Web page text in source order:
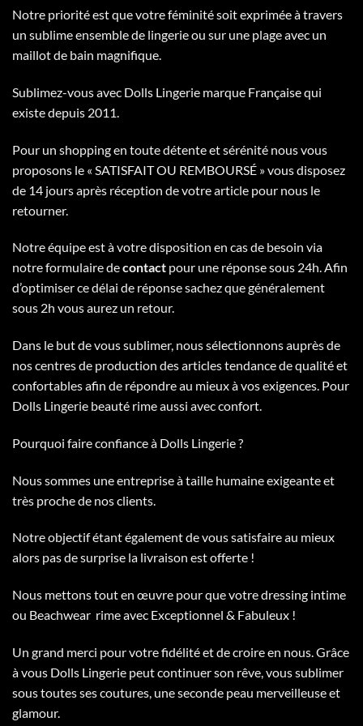
Notre priorité est que votre féminité soit exprimée à travers
un sublime ensemble de lingerie ou sur une plage avec un
maillot de bain magnifique.
Sublimez-vous avec Dolls Lingerie marque Française qui
existe depuis 2011.
Pour un shopping en toute détente et sérénité nous vous
proposons le « SATISFAIT OU REMBOURSÉ » vous disposez
de 14 jours après réception de votre article pour nous le
retourner.
Notre équipe est à votre disposition en cas de besoin via
notre formulaire decontact pour une réponse sous 24h. Afin
d’optimiser ce délai de réponse sachez que généralement
sous 2h vous aurez un retour.
Dans le but de vous sublimer, nous sélectionnons auprès de
nos centres de production des articles tendance de qualité et
confortables afin de répondre au mieux à vos exigences. Pour
Dolls Lingerie beauté rime aussi avec confort.
Pourquoi faire confiance à Dolls Lingerie ?
Nous sommes une entreprise à taille humaine exigeante et
très proche de nos clients.
Notre objectif étant également de vous satisfaire au mieux
alors pas de surprise la livraison est offerte !
Nous mettons tout en œuvre pour que votre dressing intime
ou Beachwear rime avec Exceptionnel & Fabuleux !
Un grand merci pour votre fidélité et de croire en nous. Grâce
à vous Dolls Lingerie peut continuer son rêve, vous sublimer
sous toutes ses coutures, une seconde peau merveilleuse et
glamour.